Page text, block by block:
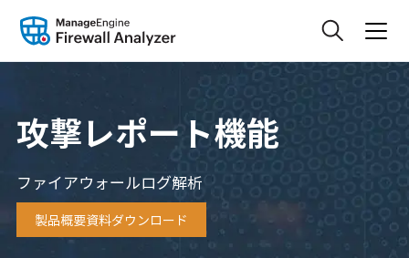
攻撃レポート機能
ファイアウォールログ解析
製品概要資料ダウンロード